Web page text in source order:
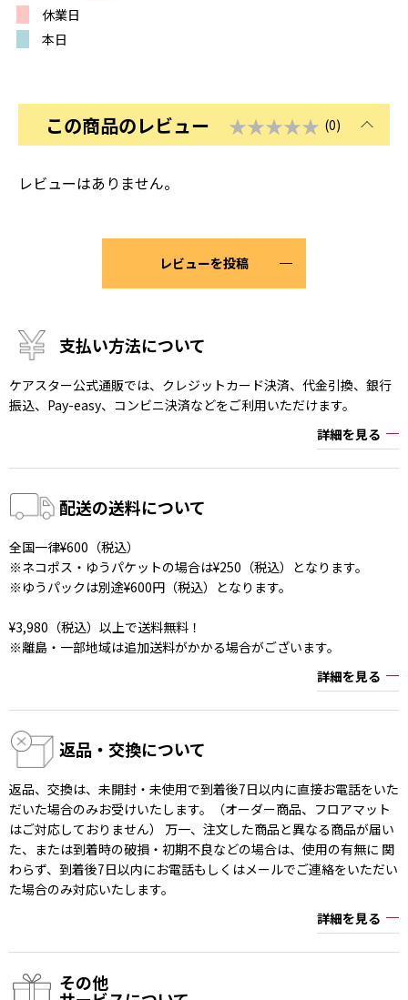
休業日
本日
この商品のレビュー ★★★★★ (0)
レビューはありません。
レビューを投稿
支払い方法について
ケアスター公式通販では、クレジットカード決済、代金引換、銀行
振込、Pay-easy、コンビニ決済などをご利用いただけます。
詳細を見る
配送の送料について
全国一律¥600（税込）
※ネコポス・ゆうパケットの場合は¥250（税込）となります。
※ゆうパックは別途¥600円（税込）となります。
¥3,980（税込）以上で送料無料！
※離島・一部地域は追加送料がかかる場合がございます。
詳細を見る
返品・交換について
返品、交換は、未開封・未使用で到着後7日以内に直接お電話をいた
だいた場合のみお受けいたします。（オーダー商品、フロアマット
はご対応しておりません） 万一、注文した商品と異なる商品が届い
た、または到着時の破損・初期不良などの場合は、使用の有無に 関
わらず、到着後7日以内にお電話もしくはメールでご連絡をいただい
た場合のみ対応いたします。
詳細を見る
その他